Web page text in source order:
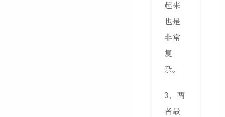
起来
也是
非常
复
杂。
3、两
者最